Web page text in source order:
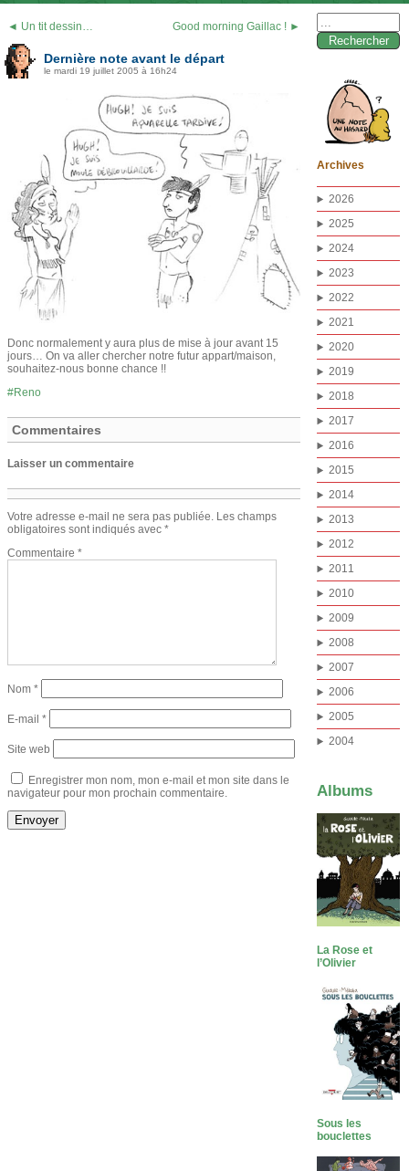
◄ Un tit dessin… Good morning Gaillac ! ►
Dernière note avant le départ
le mardi 19 juillet 2005 à 16h24
Donc normalement y aura plus de mise à jour avant 15
jours… On va aller chercher notre futur appart/maison,
souhaitez-nous bonne chance !!
Reno
Commentaires
Laisser un commentaire
Votre adresse e-mail ne sera pas publiée. Les champs
obligatoires sont indiqués avec *
Commentaire *
Nom *
E-mail *
Site web
Enregistrer mon nom, mon e-mail et mon site dans le
navigateur pour mon prochain commentaire.
Archives
2026
2025
2024
2023
2022
2021
2020
2019
2018
2017
2016
2015
2014
2013
2012
2011
2010
2009
2008
2007
2006
2005
2004
Albums
La Rose et
l’Olivier
Sous les
bouclettes